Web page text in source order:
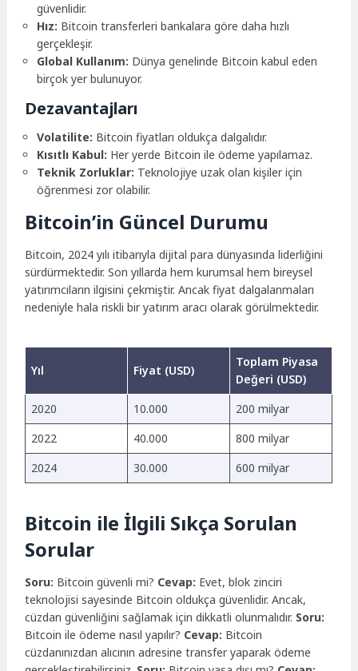
güvenlidir.
Hız: Bitcoin transferleri bankalara göre daha hızlı
gerçekleşir.
Global Kullanım: Dünya genelinde Bitcoin kabul eden
birçok yer bulunuyor.
Dezavantajları
Volatilite: Bitcoin fiyatları oldukça dalgalıdır.
Kısıtlı Kabul: Her yerde Bitcoin ile ödeme yapılamaz.
Teknik Zorluklar: Teknolojiye uzak olan kişiler için
öğrenmesi zor olabilir.
Bitcoin’in Güncel Durumu
Bitcoin, 2024 yılı itibarıyla dijital para dünyasında liderliğini
sürdürmektedir. Son yıllarda hem kurumsal hem bireysel
yatırımcıların ilgisini çekmiştir. Ancak fiyat dalgalanmaları
nedeniyle hala riskli bir yatırım aracı olarak görülmektedir.
Yıl Fiyat (USD)
Toplam Piyasa
Değeri (USD)
2020
10.000
200 milyar
2022
40.000
800 milyar
2024
30.000 600 milyar
Bitcoin ile İlgili Sıkça Sorulan
Sorular
Soru: Bitcoin güvenli mi? Cevap: Evet, blok zinciri
teknolojisi sayesinde Bitcoin oldukça güvenlidir. Ancak,
cüzdan güvenliğini sağlamak için dikkatli olunmalıdır. Soru:
Bitcoin ile ödeme nasıl yapılır? Cevap: Bitcoin
cüzdanınızdan alıcının adresine transfer yaparak ödeme